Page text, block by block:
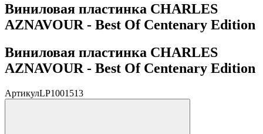
Виниловая пластинка CHARLES
AZNAVOUR - Best Of Centenary Edition
Виниловая пластинка CHARLES
AZNAVOUR - Best Of Centenary Edition
АртикулLP1001513